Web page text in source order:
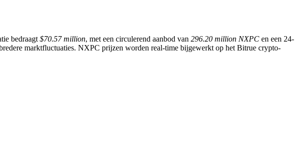
bedraagt $70.57 million, met een circulerend aanbod van 296.20 million NXPC en een 24-
marktfluctuaties. NXPC prijzen worden real-time bijgewerkt op het Bitrue crypto-